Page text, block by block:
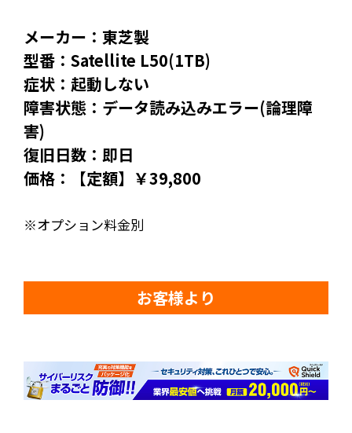
メーカー：東芝製
型番：Satellite L50(1TB)
症状：起動しない
障害状態：データ読み込みエラー(論理障
害)
復旧日数：即日
価格：【定額】￥39,800
※オプション料金別
お客様より